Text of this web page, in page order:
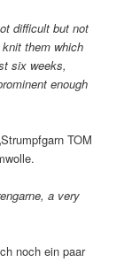
difficult but not
them which
six weeks,
enough
TOM
a very
noch ein paar